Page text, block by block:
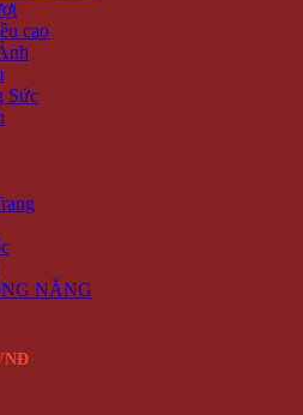
cao
Sức
NẮNG